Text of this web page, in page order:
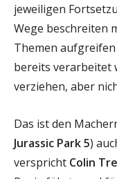
jeweiligen
Wege beschreiten
Themen
bereits verarbeitet
verziehen, aber
Das ist den
Jurassic Park 5)
verspricht Colin